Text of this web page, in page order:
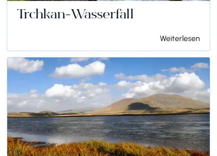
Trchkan-Wasserfall
Weiterlesen